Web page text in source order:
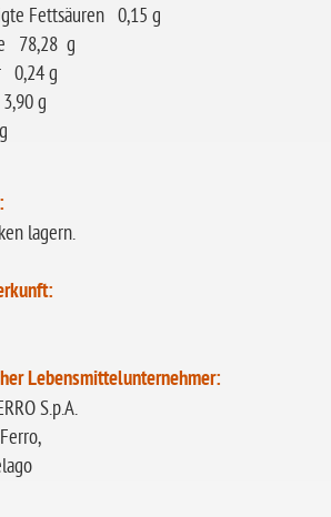
Fettsäuren 0,15 g
78,28 g
0,24 g
g
lagern.
Lebensmittelunternehmer:
S.p.A.